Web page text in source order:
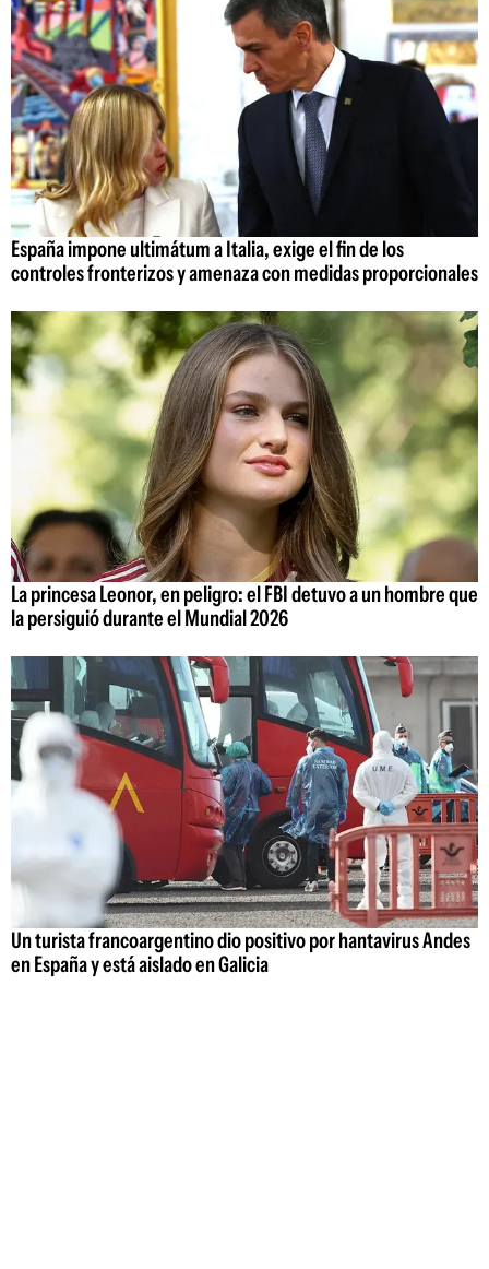
España impone ultimátum a Italia, exige el fin de los
controles fronterizos y amenaza con medidas proporcionales
La princesa Leonor, en peligro: el FBI detuvo a un hombre que
la persiguió durante el Mundial 2026
Un turista francoargentino dio positivo por hantavirus Andes
en España y está aislado en Galicia